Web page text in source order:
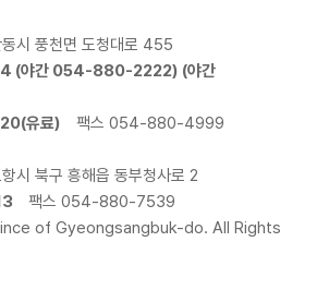
시 풍천면 도청대로 455
(야간 054-880-2222) (야간
(유료)
팩스 054-880-4999
시 북구 흥해읍 동부청사로 2
팩스 054-880-7539
of Gyeongsangbuk-do. All Rights